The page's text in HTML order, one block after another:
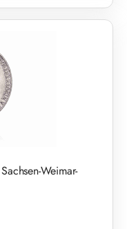
Weimar-